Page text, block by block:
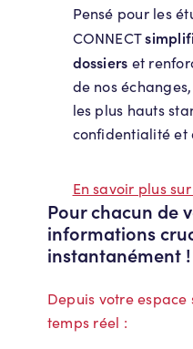
Pensé pour les
CONNECT
dossiers et
de nos
les plus hauts
confidentialité et
En savoir plus
Pour chacun de
informations
instantanément !
Depuis votre espace
temps réel :